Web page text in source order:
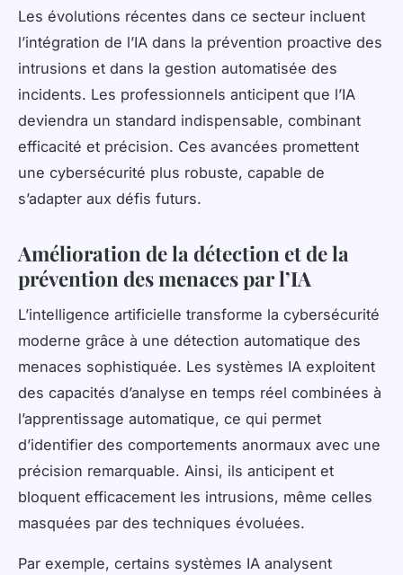
Les évolutions récentes dans ce secteur incluent
l’intégration de l’IA dans la prévention proactive des
intrusions et dans la gestion automatisée des
incidents. Les professionnels anticipent que l’IA
deviendra un standard indispensable, combinant
efficacité et précision. Ces avancées promettent
une cybersécurité plus robuste, capable de
s’adapter aux défis futurs.
Amélioration de la détection et de la
prévention des menaces par l’IA
L’intelligence artificielle transforme la cybersécurité
moderne grâce à une détection automatique des
menaces sophistiquée. Les systèmes IA exploitent
des capacités d’analyse en temps réel combinées à
l’apprentissage automatique, ce qui permet
d’identifier des comportements anormaux avec une
précision remarquable. Ainsi, ils anticipent et
bloquent efficacement les intrusions, même celles
masquées par des techniques évoluées.
Par exemple, certains systèmes IA analysent